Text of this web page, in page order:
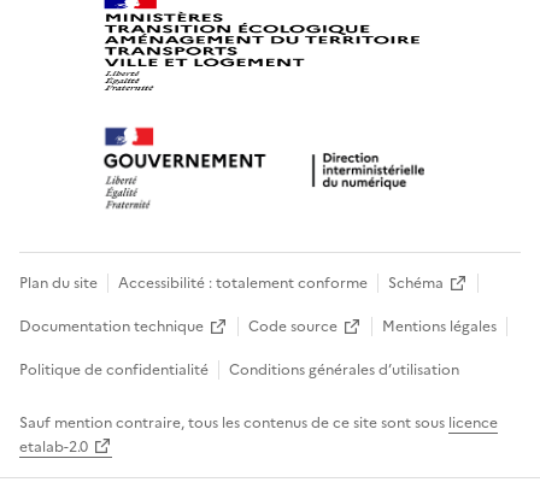
Plan du site Accessibilité : totalement conforme
Schéma
Documentation technique
Code source
Mentions légales
Politique de confidentialité
Conditions générales d’utilisation
Sauf mention contraire, tous les contenus de ce site sont sous licence
etalab-2.0